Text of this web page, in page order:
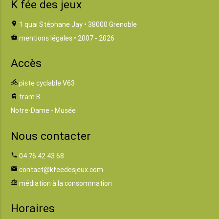
K fée des jeux
location_on 1 quai Stéphane Jay • 38000 Grenoble
business_center mentions légales • 2007 - 2026
Accès
directions_bike piste cyclable V63
tram tram B
Notre-Dame - Musée
Nous contacter
phone 04 76 42 43 68
email contact@kfeedesjeux.com
balance médiation à la consommation
Horaires